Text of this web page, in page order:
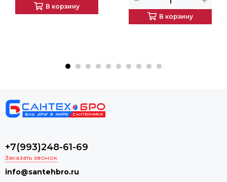
В корзину
В корзину
+7(993)248-61-69
Заказать звонок
info@santehbro.ru